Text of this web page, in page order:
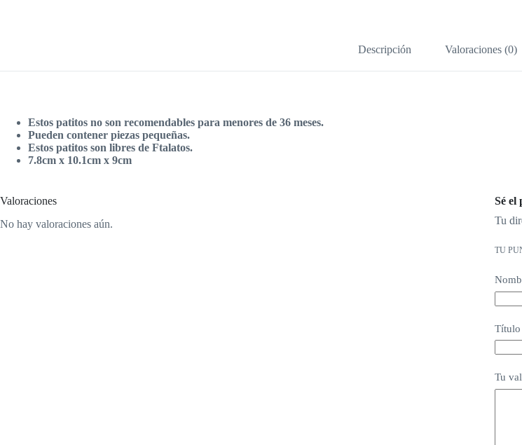
Descripción Valoraciones (0)
Estos patitos no son recomendables para menores de 36 meses.
Pueden contener piezas pequeñas.
Estos patitos son libres de Ftalatos.
7.8cm x 10.1cm x 9cm
Valoraciones
No hay valoraciones aún.
Sé el
Tu
TU
Título
Tu